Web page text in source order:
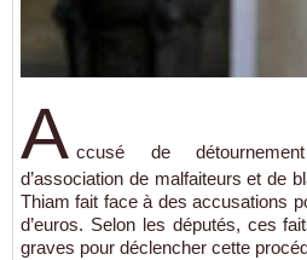
A ccusé de
d’association de malfaiteurs et de
Thiam fait face à des accusations
d’euros. Selon les députés, ces
graves pour déclencher cette